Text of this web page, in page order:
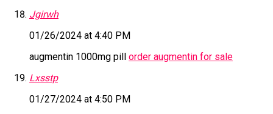
Jgirwh
01/26/2024 at 4:40 PM
augmentin 1000mg pill order augmentin for sale
Lxsstp
01/27/2024 at 4:50 PM